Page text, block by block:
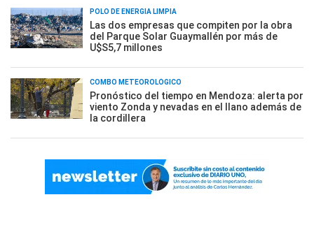
POLO DE ENERGÍA LIMPIA
Las dos empresas que compiten por la obra
del Parque Solar Guaymallén por más de
U$S5,7 millones
COMBO METEOROLÓGICO
Pronóstico del tiempo en Mendoza: alerta por
viento Zonda y nevadas en el llano además de
la cordillera